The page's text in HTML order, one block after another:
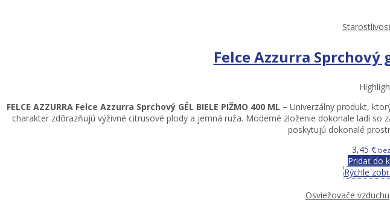
Felce Azzurra Sprchový
FELCE AZZURRA Felce Azzurra Sprchový GÉL BIELE PIŽMO 400 ML – Univerzálny produkt,
charakter zdôrazňujú výživné citrusové plody a jemná ruža. Moderné zloženie dokonale ladí
poskytujú dokonalé
3,45 €bez
Pridať do
Rýchle
Osviežovače vzduchu